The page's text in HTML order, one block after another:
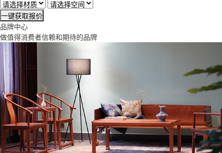
品牌中心
做值得消费者信赖和期待的品牌